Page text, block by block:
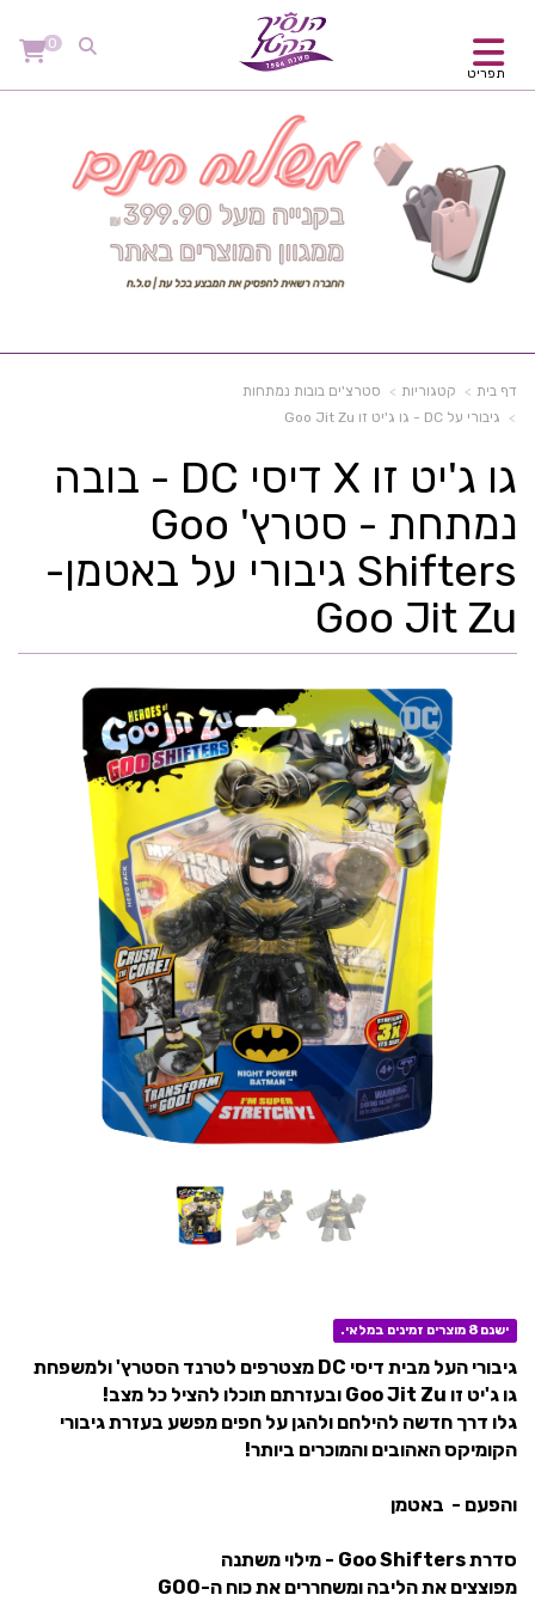
תפריט
0
דף בית קטגוריות
סטרצ'ים בובות נמתחות
גיבורי על DC - גו ג'יט זו Goo Jit Zu
גו ג'יט זו X דיסי DC - בובה
נמתחת - סטרץ' Goo
Shifters גיבורי על באטמן-
Goo Jit Zu
ישנם 8 מוצרים זמינים במלאי.
גיבורי העל מבית דיסי DC מצטרפים לטרנד הסטרץ' ולמשפחת
גו ג'יט זו Goo Jit Zu ובעזרתם תוכלו להציל כל מצב!
גלו דרך חדשה להילחם ולהגן על חפים מפשע בעזרת גיבורי
הקומיקס האהובים והמוכרים ביותר!
והפעם - באטמן
סדרת Goo Shifters - מילוי משתנה
מפוצצים את הליבה ומשחררים את כוח ה-GOO